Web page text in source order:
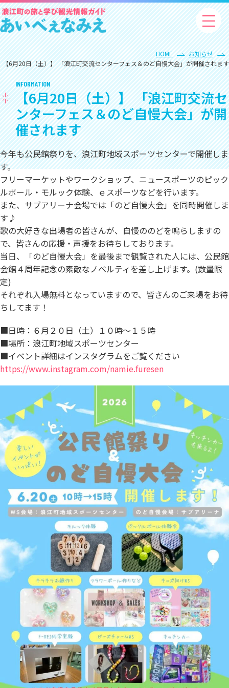
HOME
お知らせ
【6月20日（土）】 「浪江町交流センターフェス＆のど自慢大会」が開催されます
INFORMATION
【6月20日（土）】 「浪江町交流セ
ンターフェス＆のど自慢大会」が開
催されます
今年も公民館祭りを、浪江町地域スポーツセンターで開催しま
す。
フリーマーケットやワークショップ、ニュースポーツのピック
ルボール・モルック体験、ｅスポーツなどを行います。
また、サブアリーナ会場では「のど自慢大会」を同時開催しま
す♪
歌の大好きな出場者の皆さんが、自慢ののどを鳴らしますの
で、皆さんの応援・声援をお待ちしております。
当日、「のど自慢大会」を最後まで観覧された人には、公民館
会館４周年記念の素敵なノベルティを差し上げます。(数量限
定)
それぞれ入場無料となっていますので、皆さんのご来場をお待
ちしてます！
■日時：６月２０日（土）１０時～１５時
■場所：浪江町地域スポーツセンター
■イベント詳細はインスタグラムをご覧ください
https://www.instagram.com/namie.furesen